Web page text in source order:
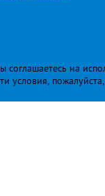
на
условия,